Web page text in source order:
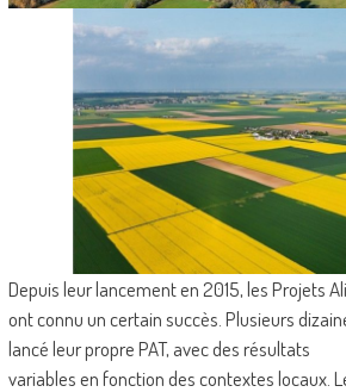
Depuis leur lancement en 2015, les Projets
ont connu un certain succès. Plusieurs
lancé leur propre PAT, avec des résultats
variables en fonction des contextes locaux.